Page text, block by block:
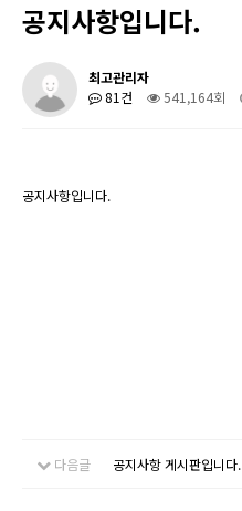
공지사항입니다.
최고관리자
81건
541,164회
공지사항입니다.
다음글 공지사항 게시판입니다.